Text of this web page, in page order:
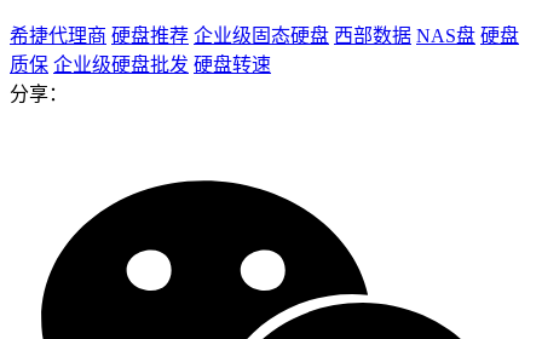
希捷代理商 硬盘推荐 企业级固态硬盘 西部数据 NAS盘 硬盘
质保 企业级硬盘批发 硬盘转速
分享：